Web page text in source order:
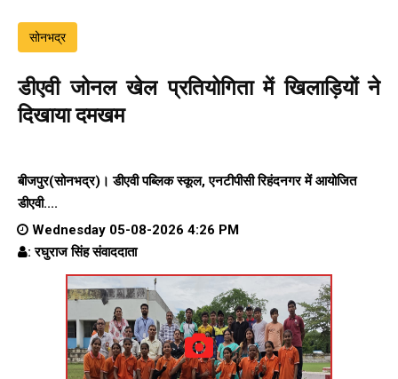
सोनभद्र
डीएवी जोनल खेल प्रतियोगिता में खिलाड़ियों ने
दिखाया दमखम
बीजपुर(सोनभद्र)। डीएवी पब्लिक स्कूल, एनटीपीसी रिहंदनगर में आयोजित
डीएवी....
Wednesday 05-08-2026 4:26 PM
: रघुराज सिंह संवाददाता